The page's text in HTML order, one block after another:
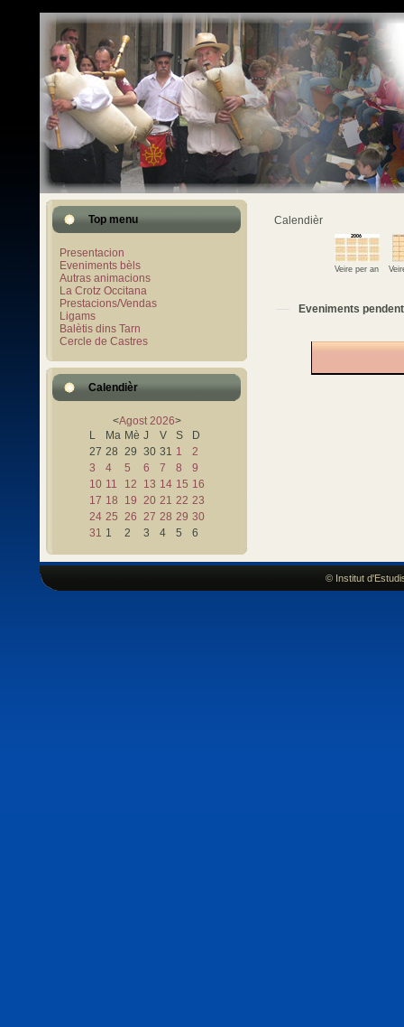
Top menu
Presentacion
Eveniments bèls
Autras animacions
La Crotz Occitana
Prestacions/Vendas
Ligams
Balètis dins Tarn
Cercle de Castres
Calendièr
<Agost 2026>
L
Ma Mè J V S
D
27 28 29 30 31 1
2
3
4 5 6 7 8
9
10 11 12 13 14 15 16
17 18 19 20 21 22 23
24 25 26 27 28 29 30
31 1 2 3 4 5 6
Calendièr
Veire per an
Eveniments pendent
© Institut